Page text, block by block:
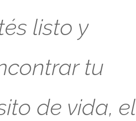
listo y
tu
de vida, el